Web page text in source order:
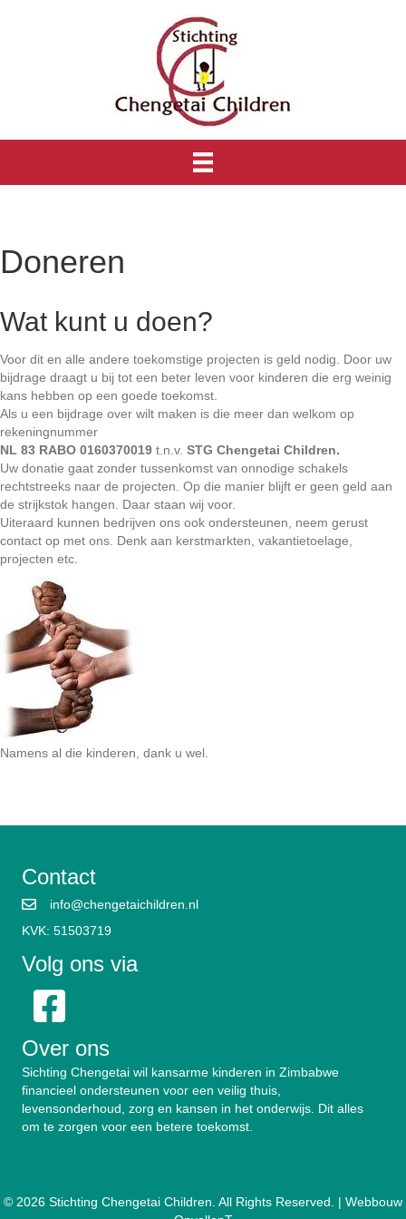
Doneren
Wat kunt u doen?
Voor dit en alle andere toekomstige projecten is geld nodig. Door uw
bijdrage draagt u bij tot een beter leven voor kinderen die erg weinig
kans hebben op een goede toekomst.
Als u een bijdrage over wilt maken is die meer dan welkom op
rekeningnummer
NL 83 RABO 0160370019 t.n.v. STG Chengetai Children.
Uw donatie gaat zonder tussenkomst van onnodige schakels
rechtstreeks naar de projecten. Op die manier blijft er geen geld aan
de strijkstok hangen. Daar staan wij voor.
Uiteraard kunnen bedrijven ons ook ondersteunen, neem gerust
contact op met ons. Denk aan kerstmarkten, vakantietoelage,
projecten etc.
Namens al die kinderen, dank u wel.
Contact
info@chengetaichildren.nl
KVK: 51503719
Volg ons via
Over ons
Sichting Chengetai wil kansarme kinderen in Zimbabwe
financieel ondersteunen voor een veilig thuis,
levensonderhoud, zorg en kansen in het onderwijs. Dit alles
om te zorgen voor een betere toekomst.
© 2026 Stichting Chengetai Children. All Rights Reserved. | Webbouw